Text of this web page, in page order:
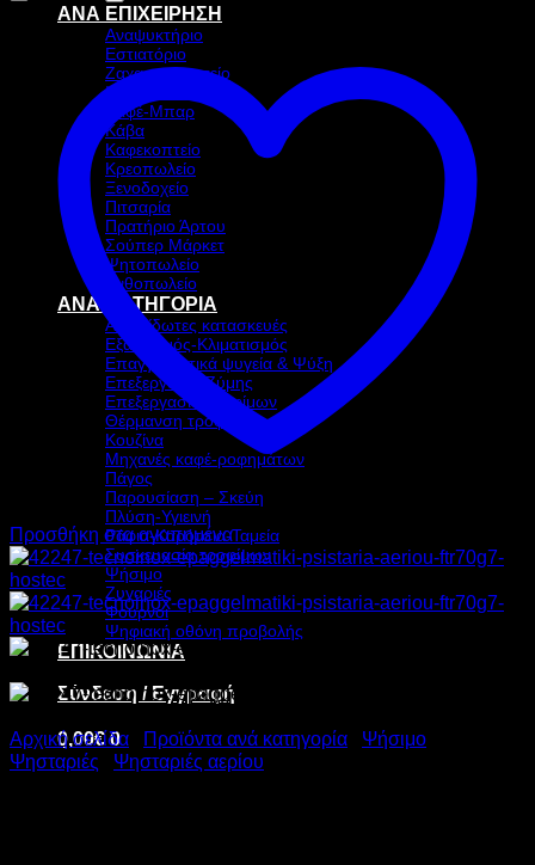
ΑΝΑ ΕΠΙΧΕΙΡΗΣΗ
Αναψυκτήριο
Εστιατόριο
Ζαχαροπλαστείο
Ιχθυοπωλείο
Καφέ-Μπαρ
Κάβα
Καφεκοπτείο
Κρεοπωλείο
Ξενοδοχείο
Πιτσαρία
Πρατήριο Άρτου
Σούπερ Μάρκετ
Ψητοπωλείο
Ανθοπωλείο
ΑΝΑ ΚΑΤΗΓΟΡΙΑ
Ανοξείδωτες κατασκευές
Εξαερισμός-Κλιματισμός
Επαγγελματικά ψυγεία & Ψύξη
Επεξεργασία Ζύμης
Επεξεργασία τροφίμων
Θέρμανση τροφίμων
Κουζίνα
Μηχανές καφέ-ροφημάτων
Πάγος
Παρουσίαση – Σκεύη
Πλύση-Υγιεινή
Ράφια-Καρότσια-Ταμεία
Συσκευασία τροφίμων
Ψήσιμο
Ζυγαριές
Φούρνοι
Ψηφιακή οθόνη προβολής
ΕΠΙΚΟΙΝΩΝΙΑ
Σύνδεση / Εγγραφή
0,00€ 0
Προσθήκη στα αγαπημένα
Αρχική σελίδα Προϊόντα ανά κατηγορία Ψήσιμο
Ψησταριές
Ψησταριές αερίου